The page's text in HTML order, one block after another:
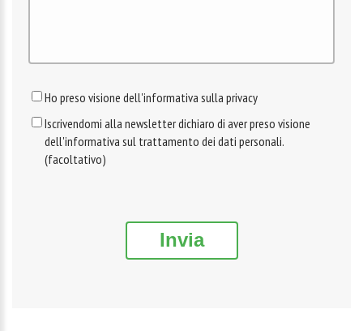
Ho preso visione dell'informativa sulla privacy
Iscrivendomi alla newsletter dichiaro di aver preso visione
dell'informativa sul trattamento dei dati personali.
(facoltativo)
Invia